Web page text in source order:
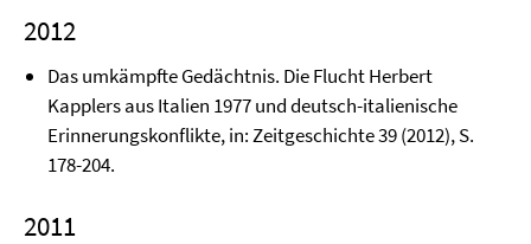
2012
Das umkämpfte Gedächtnis. Die Flucht Herbert
Kapplers aus Italien 1977 und deutsch-italienische
Erinnerungskonflikte, in: Zeitgeschichte 39 (2012), S.
178-204.
2011